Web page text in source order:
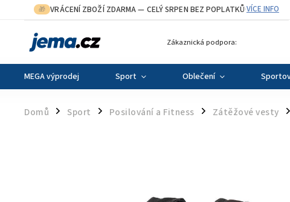
🎁 VRÁCENÍ ZBOŽÍ ZDARMA— CELÝ SRPEN BEZ POPLATKŮ·VÍCE INFO
Zákaznická podpora:
MEGA výprodej Sport Oblečení
Domů / Sport / Posilování a Fitness / Zátěžové vesty /